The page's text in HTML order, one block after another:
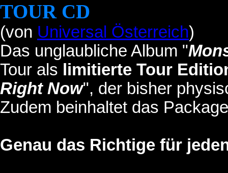
TOUR CD
(von Universal Österreich)
Das unglaubliche Album "
Tour als limitierte Tour
Right Now", der bisher
Zudem beinhaltet das
Genau das Richtige für